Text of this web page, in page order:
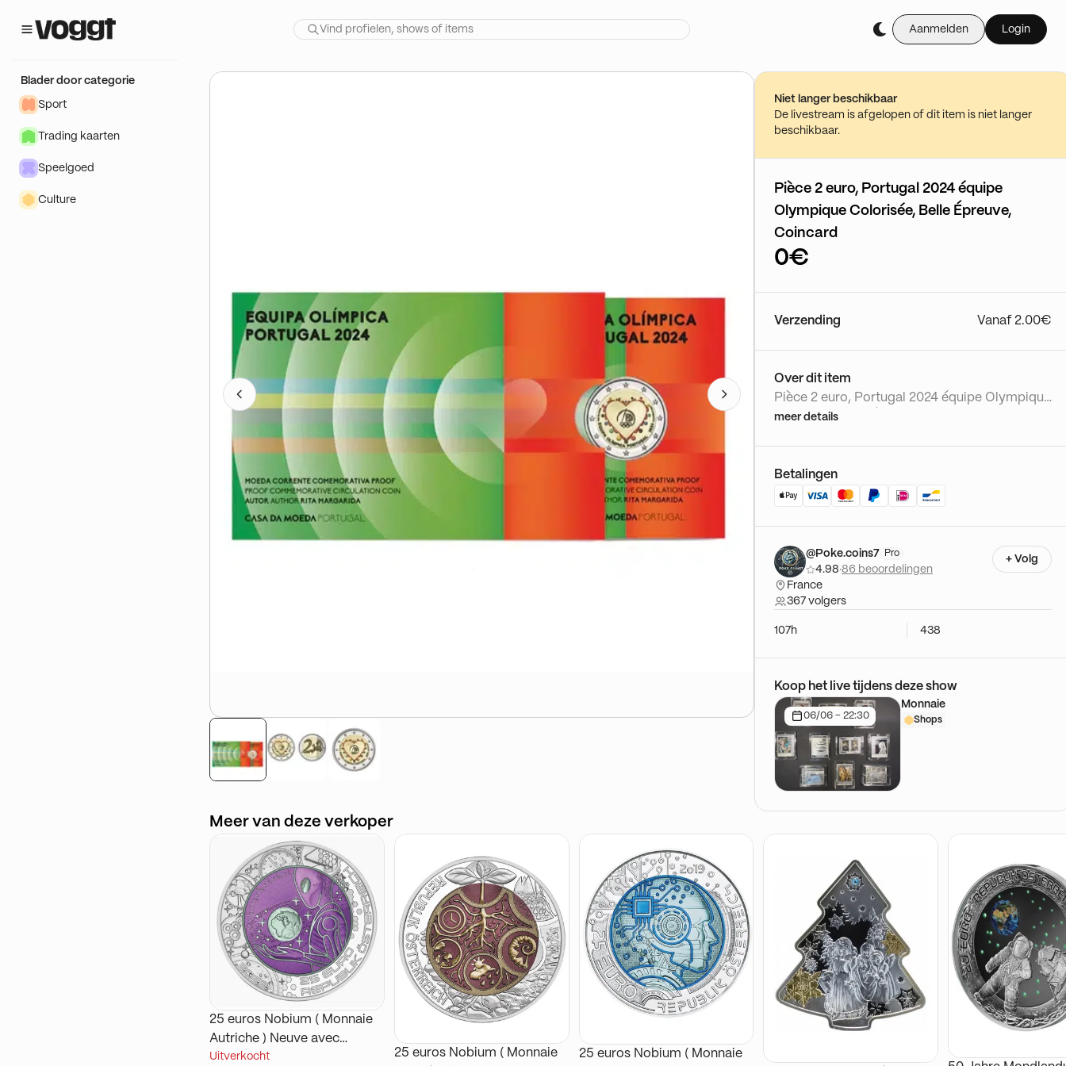
Aanmelden Login
Blader door categorie
Sport
Trading kaarten
Speelgoed
Culture
Niet langer beschikbaar
De livestream is afgelopen of dit item is niet langer
beschikbaar.
Pièce 2 euro, Portugal 2024 équipe
Olympique Colorisée, Belle Épreuve,
Coincard
0€
Verzending Vanaf 2.00€
Over dit item
Pièce 2 euro, Portugal 2024 équipe Olympique
Colorisée, Belle Épreuve, Coincard
meer details
Betalingen
@Poke.coins7 Pro
4.98·86 beoordelingen
France
367 volgers
+ Volg
107h 438
Koop het live tijdens deze show
06/06 - 22:30
Monnaie
Shops
Meer van deze verkoper
25 euros Nobium ( Monnaie
Autriche ) Neuve avec
Certificat d’authenticité :
Uitverkocht
25 euros Nobium ( Monnaie
25 euros Nobium ( Monnaie